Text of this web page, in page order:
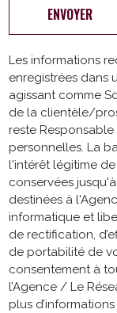
ENVOYER
Les informations
enregistrées dans
agissant comme
de la clientèle/
reste
personnelles. La
l'intérêt légitime
conservées
destinées à
informatique et
de rectification,
de portabilité de
consentement à
l’Agence / Le
plus